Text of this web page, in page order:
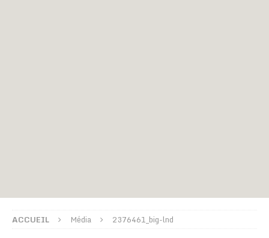
ACCUEIL Média 2376461_big-lnd